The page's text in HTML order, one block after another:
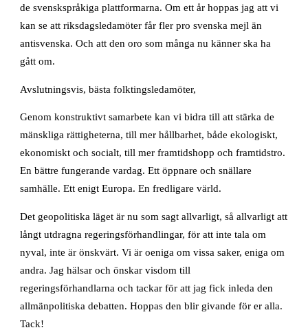
de svenskspråkiga plattformarna. Om ett år hoppas jag att vi
kan se att riksdagsledamöter får fler pro svenska mejl än
antisvenska. Och att den oro som många nu känner ska ha
gått om.
Avslutningsvis, bästa folktingsledamöter,
Genom konstruktivt samarbete kan vi bidra till att stärka de
mänskliga rättigheterna, till mer hållbarhet, både ekologiskt,
ekonomiskt och socialt, till mer framtidshopp och framtidstro.
En bättre fungerande vardag. Ett öppnare och snällare
samhälle. Ett enigt Europa. En fredligare värld.
Det geopolitiska läget är nu som sagt allvarligt, så allvarligt att
långt utdragna regeringsförhandlingar, för att inte tala om
nyval, inte är önskvärt. Vi är oeniga om vissa saker, eniga om
andra. Jag hälsar och önskar visdom till
regeringsförhandlarna och tackar för att jag fick inleda den
allmänpolitiska debatten. Hoppas den blir givande för er alla.
Tack!